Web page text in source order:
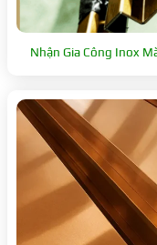
Nhận Gia Công Inox